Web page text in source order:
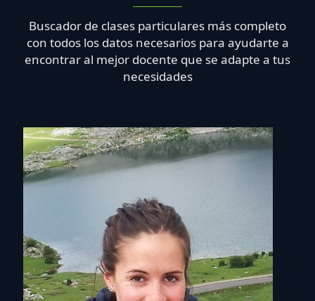
Buscador de clases particulares más completo
con todos los datos necesarios para ayudarte a
encontrar al mejor docente que se adapte a tus
necesidades